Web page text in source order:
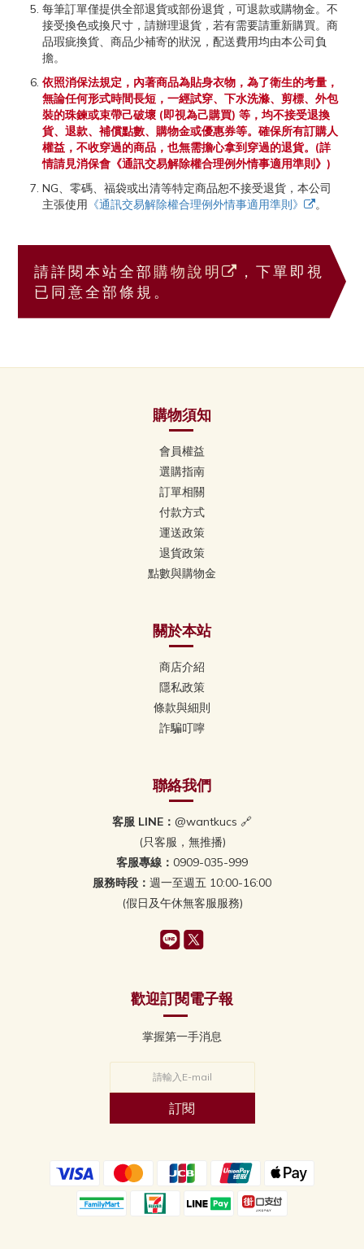
每筆訂單僅提供全部退貨或部份退貨，可退款或購物金。不
接受換色或換尺寸，請辦理退貨，若有需要請重新購買。商
品瑕疵換貨、商品少補寄的狀況，配送費用均由本公司負
擔。
依照消保法規定，內著商品為貼身衣物，為了衛生的考量，
無論任何形式時間長短，一經試穿、下水洗滌、剪標、外包
裝的珠鍊或束帶己破壞 (即視為己購買) 等，均不接受退換
貨、退款、補償點數、購物金或優惠券等。確保所有訂購人
權益，不收穿過的商品，也無需擔心拿到穿過的退貨。(詳
情請見消保會《通訊交易解除權合理例外情事適用準則》)
NG、零碼、福袋或出清等特定商品恕不接受退貨，本公司
主張使用 《通訊交易解除權合理例外情事適用準則》 。
請詳閱本站全部 購物說明
，下單即視
已同意全部條規。
購物須知
會員權益
選購指南
訂單相關
付款方式
運送政策
退貨政策
點數與購物金
關於本站
商店介紹
隱私政策
條款與細則
詐騙叮嚀
聯絡我們
客服 LINE： @wantkucs 🔗
(只客服，無推播)
客服專線： 0909-035-999
服務時段： 週一至週五 10:00-16:00
(假日及午休無客服服務)
歡迎訂閱電子報
掌握第一手消息
訂閱